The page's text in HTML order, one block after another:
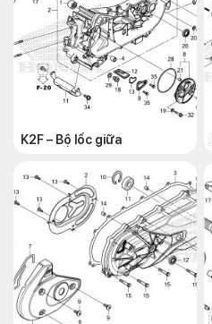
K2F – Bộ lốc giữa